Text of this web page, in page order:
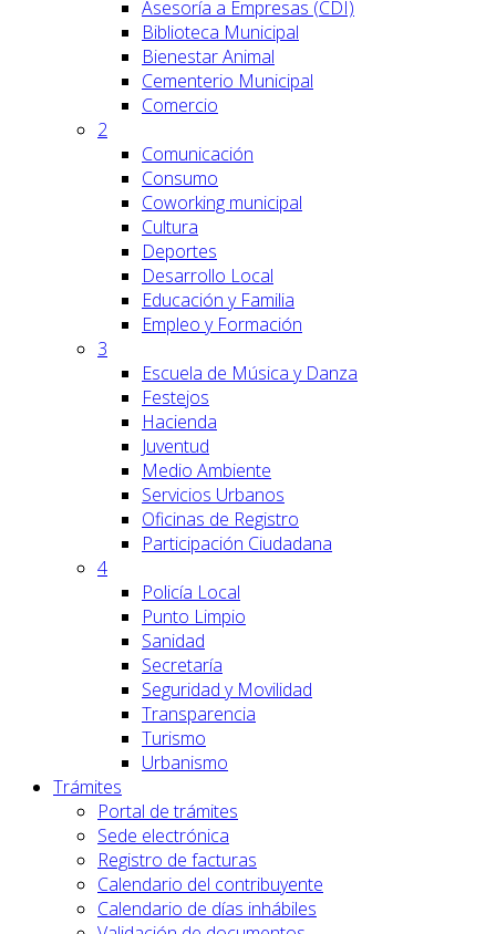
Asesoría a Empresas (CDI)
Biblioteca Municipal
Bienestar Animal
Cementerio Municipal
Comercio
2
Comunicación
Consumo
Coworking municipal
Cultura
Deportes
Desarrollo Local
Educación y Familia
Empleo y Formación
3
Escuela de Música y Danza
Festejos
Hacienda
Juventud
Medio Ambiente
Servicios Urbanos
Oficinas de Registro
Participación Ciudadana
4
Policía Local
Punto Limpio
Sanidad
Secretaría
Seguridad y Movilidad
Transparencia
Turismo
Urbanismo
Trámites
Portal de trámites
Sede electrónica
Registro de facturas
Calendario del contribuyente
Calendario de días inhábiles